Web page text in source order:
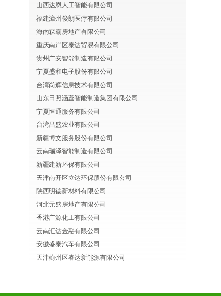
山西达恩人工智能有限公司
福建漳州俊朗医疗有限公司
海南森霸房地产有限公司
重庆南岸区泰达贸易有限公司
贵州广安智能制造有限公司
宁夏盛和电子股份有限公司
台湾尚辉信息技术有限公司
山东日照涵蕊智能制造集团有限公司
宁夏恒通服务有限公司
台湾昌盛农业有限公司
新疆博文服务股份有限公司
云南瑞泽智能制造有限公司
新疆建新环保有限公司
天津南开区立达环保股份有限公司
陕西明德新材料有限公司
河北元盛房地产有限公司
香港广源化工有限公司
云南汇达金融有限公司
安徽盛泰汽车有限公司
天津蓟州区睿达新能源有限公司